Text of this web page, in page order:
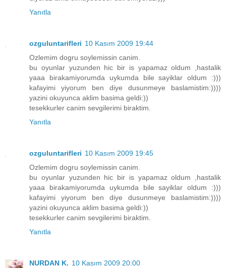
Yanıtla
ozguluntarifleri 10 Kasım 2009 19:44
Ozlemim dogru soylemissin canim.
bu oyunlar yuzunden hic bir is yapamaz oldum ,hastalik
yaaa birakamiyorumda uykumda bile sayiklar oldum :)))
kafayimi yiyorum ben diye dusunmeye baslamistim:))))
yazini okuyunca aklim basima geldi:))
tesekkurler canim sevgilerimi biraktim.
Yanıtla
ozguluntarifleri 10 Kasım 2009 19:45
Ozlemim dogru soylemissin canim.
bu oyunlar yuzunden hic bir is yapamaz oldum ,hastalik
yaaa birakamiyorumda uykumda bile sayiklar oldum :)))
kafayimi yiyorum ben diye dusunmeye baslamistim:))))
yazini okuyunca aklim basima geldi:))
tesekkurler canim sevgilerimi biraktim.
Yanıtla
NURDAN K. 10 Kasım 2009 20:00